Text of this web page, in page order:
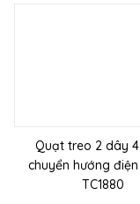
Quạt treo 2 dây
chuyển hướng
TC1880